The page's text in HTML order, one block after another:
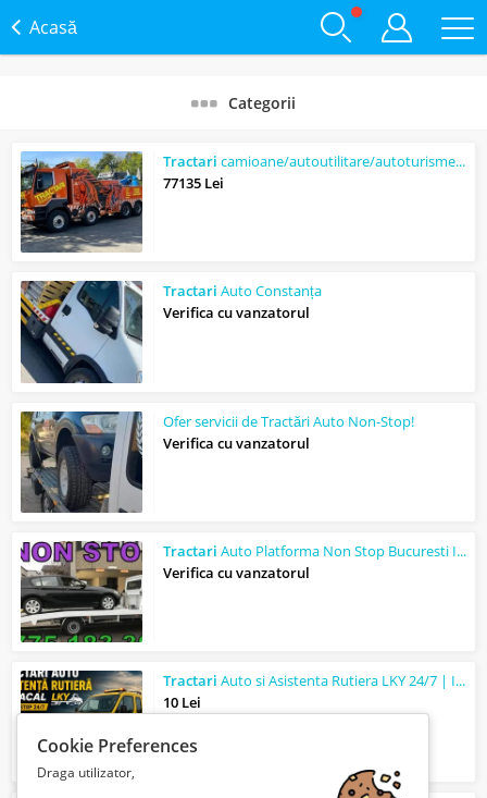
Acasă
Categorii
Tractari camioane/autoutilitare/autoturisme NON STOP
77135 Lei
Tractari Auto Constanța
Verifica cu vanzatorul
Ofer servicii de Tractări Auto Non-Stop!
Verifica cu vanzatorul
Tractari Auto Platforma Non Stop Bucuresti Ilfov preturi rezonabile
Verifica cu vanzatorul
Tractari Auto si Asistenta Rutiera LKY 24/7 | Interventii Rapide Caracal, Olt
10 Lei
Cookie Preferences
Draga utilizator,